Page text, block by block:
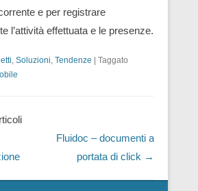
e per registrare
l’attività effettuata e le presenze.
, Soluzioni, Tendenze
Taggato
Fluidoc – documenti a
portata di click →